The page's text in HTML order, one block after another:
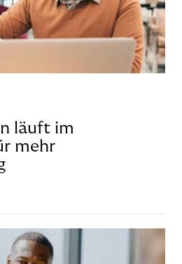
läuft im
mehr